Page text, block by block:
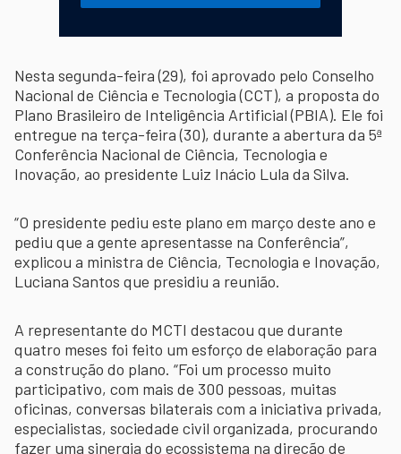
Nesta segunda-feira (29), foi aprovado pelo Conselho
Nacional de Ciência e Tecnologia (CCT), a proposta do
Plano Brasileiro de Inteligência Artificial (PBIA). Ele foi
entregue na terça-feira (30), durante a abertura da 5ª
Conferência Nacional de Ciência, Tecnologia e
Inovação, ao presidente Luiz Inácio Lula da Silva.
“O presidente pediu este plano em março deste ano e
pediu que a gente apresentasse na Conferência”,
explicou a ministra de Ciência, Tecnologia e Inovação,
Luciana Santos que presidiu a reunião.
A representante do MCTI destacou que durante
quatro meses foi feito um esforço de elaboração para
a construção do plano. “Foi um processo muito
participativo, com mais de 300 pessoas, muitas
oficinas, conversas bilaterais com a iniciativa privada,
especialistas, sociedade civil organizada, procurando
fazer uma sinergia do ecossistema na direção de